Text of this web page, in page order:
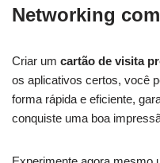
Networking
Criar um cartão de visita
os aplicativos certos, você
forma rápida e eficiente,
conquiste uma boa